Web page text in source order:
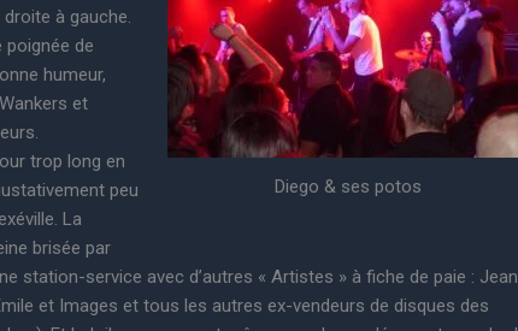
Diego & ses potos
à gauche.
poignée de
humeur,
et
trop long en
peu
La
brisée par
station-service avec d’autres « Artistes » à fiche de paie : Jean
et Images et tous les autres ex-vendeurs de disques des